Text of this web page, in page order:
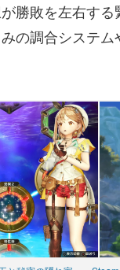
勝敗を左右す
の調合システ